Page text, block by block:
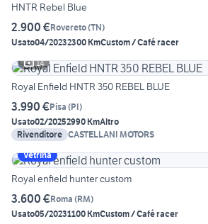
HNTR Rebel Blue
2.900 €Rovereto(TN)
Usato04/20232300 KmCustom / Café racer
14
Royal Enfield HNTR 350 REBEL BLUE
3.990 €Pisa (PI)
Usato02/20252990 KmAltro
Rivenditore CASTELLANI MOTORS
Vetrina
Royal enfield hunter custom
3.600 €Roma (RM)
Usato05/20231100 KmCustom / Café racer